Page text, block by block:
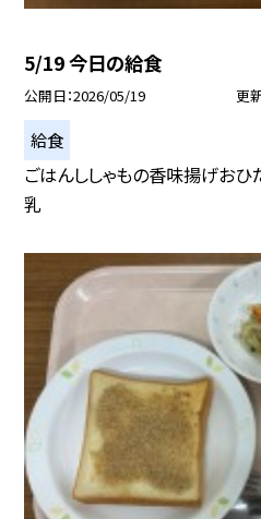
5/19 今日の給食
公開日 2026/05/19 更
給食
ごはんししゃもの香味揚げおひ
乳